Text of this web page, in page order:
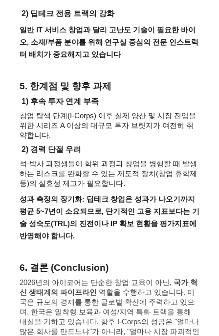
2) 딥테크 전용 트랙의 강화
일반 IT 서비스 창업과 달리 고난도 기술이 필요한 바이
오, 소재/부품 분야를 위해 연구실 중심의 전문 인스트럭
터 배치가 중요해지고 있습니다
5. 한계점 및 향후 과제
1) 후속 투자 연계 부족
창업 탐색 단계(I-Corps) 이후 실제 양산 및 시장 진입을
위한 시리즈 A 이상의 대규모 투자 브릿지가 여전히 취
약합니다.
2) 경력 단절 우려
석·박사 과정생들이 학위 과정과 창업을 병행할 때 발생
하는 리스크를 완화할 수 있는 제도적 장치(창업 휴학제
등)의 실효성 제고가 필요합니다.
성과 측정의 장기화: 딥테크 창업은 성과가 나오기까지
평균 5~7년이 소요되므로, 단기적인 고용 지표보다는 기
술 성숙도(TRL)의 진전 이나 IP 확보 현황을 평가지표에
반영해야 합니다.
6. 결론 (Conclusion)
2026년의 아이코어는 단순한 창업 교육이 아닌, 국가 혁
신 생태계의 파이프라인
역할을 수행하고 있습니다. 미
국은 규모의 경제를 통한 글로벌 확산에 주력하고 있으
며, 한국은 밀착형 보육과 여성/지역 특화 트랙을 통해
내실을 기하고 있습니다. 향후 I-Corps의 성공은 "얼마나
많은 회사를 만드느냐"가 아니라, "얼마나 시장 파괴적인